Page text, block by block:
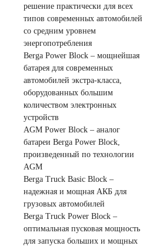
решение практически для всех
типов современных автомобилей
со средним уровнем
энергопотребления
Berga Power Block – мощнейшая
батарея для современных
автомобилей экстра-класса,
оборудованных большим
количеством электронных
устройств
AGM Power Block – аналог
батареи Berga Power Block,
произведенный по технологии
AGM
Berga Truck Basic Block –
надежная и мощная АКБ для
грузовых автомобилей
Berga Truck Power Block –
оптимальная пусковая мощность
для запуска больших и мощных